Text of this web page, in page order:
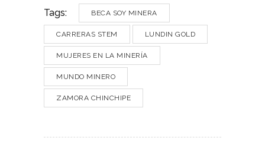
Tags: BECA SOY MINERA
CARRERAS STEM LUNDIN GOLD
MUJERES EN LA MINERÍA
MUNDO MINERO
ZAMORA CHINCHIPE